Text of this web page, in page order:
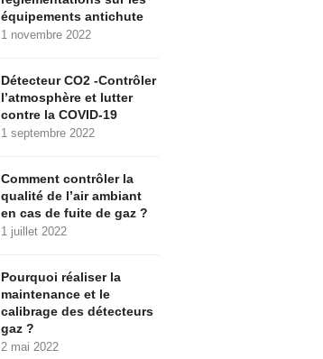
équipements antichute
1 novembre 2022
Détecteur CO2 -Contrôler
l’atmosphère et lutter
contre la COVID-19
1 septembre 2022
Comment contrôler la
qualité de l’air ambiant
en cas de fuite de gaz ?
1 juillet 2022
Pourquoi réaliser la
maintenance et le
calibrage des détecteurs
gaz ?
2 mai 2022